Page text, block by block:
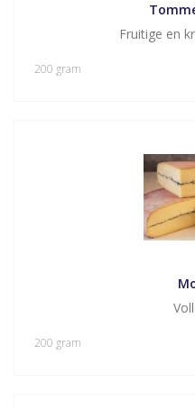
Fruitige en
200 gram
200 gram